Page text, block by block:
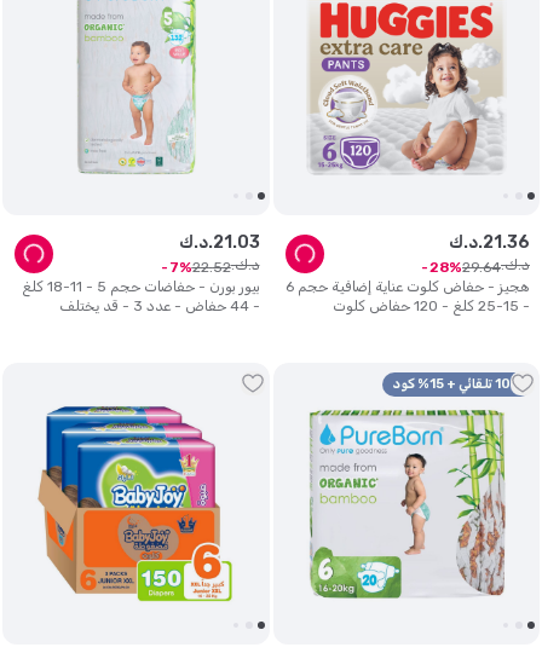
هجيز - حفاض كلوت عناية إضافية حجم 6
- 15-25 كلغ - 120 حفاض كلوت
د.ك.21 .36
د.ك. 29.64
28
بيور بورن - حفاضات حجم 5 - 11-18 كلغ
- 44 حفاض - عدد 3 - قد يختلف
د.ك.21 .03
د.ك. 22.52
7
10% تلقائي + 15% كود